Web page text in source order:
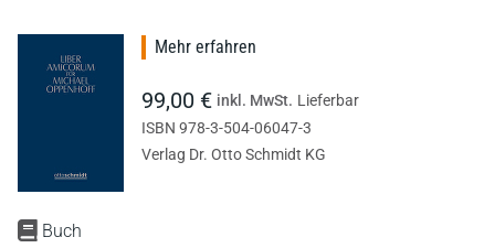
Buch
Mehr erfahren
99,00 € inkl. MwSt. Lieferbar
ISBN 978-3-504-06047-3
Verlag Dr. Otto Schmidt KG